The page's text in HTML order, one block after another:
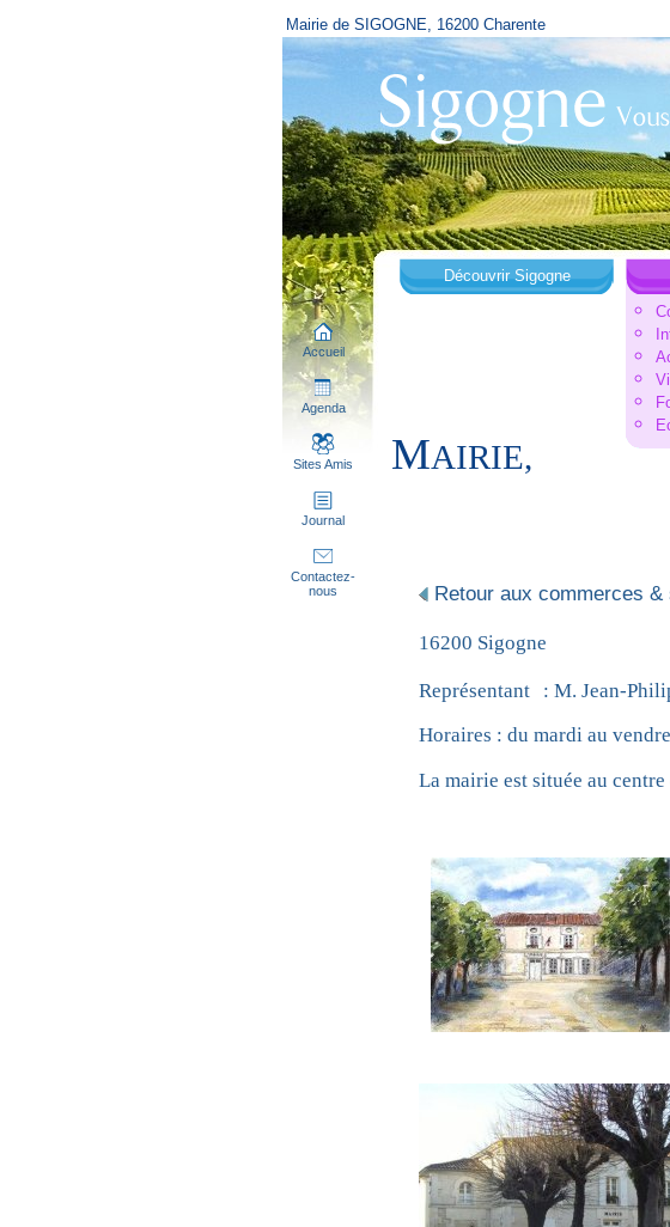
Mairie de SIGOGNE, 16200 Charente
Accueil
Agenda
Sites Amis
Journal
Contactez-
nous
Découvrir Sigogne
MAIRIE,
Retour aux commerces
16200 Sigogne
Représentant
: M. Jean-
Horaires : du mardi au
La mairie est située au